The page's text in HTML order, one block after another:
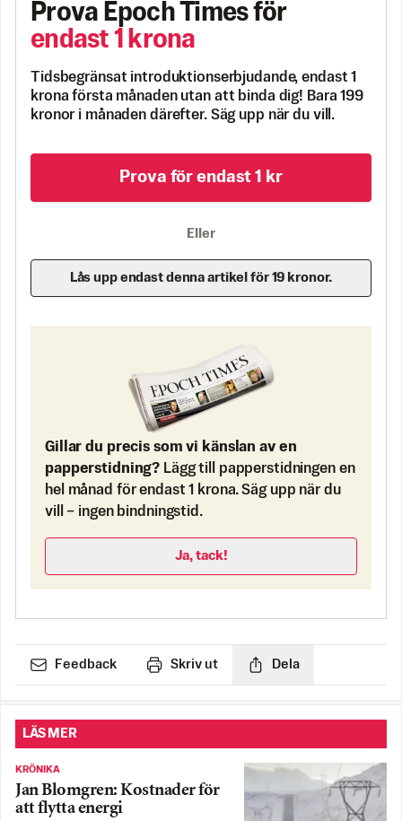
Prova Epoch Times för
endast 1 krona
Tidsbegränsat introduktionserbjudande, endast 1
krona första månaden utan att binda dig! Bara 199
kronor i månaden därefter. Säg upp när du vill.
Prova för endast 1 kr
Eller
Lås upp endast denna artikel för 19 kronor.
Gillar du precis som vi känslan av en
papperstidning? Lägg till papperstidningen en
hel månad för endast 1 krona. Säg upp när du
vill – ingen bindningstid.
Ja, tack!
Feedback Skriv ut Dela
LÄS MER
KRÖNIKA
Jan Blomgren: Kostnader för
att flytta energi